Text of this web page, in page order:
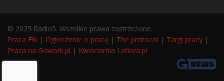
© 2025 Radio5. Wszelkie prawa zastrzeżone.
Praca Ełk | Ogłoszenie o pracę | The protocol | Targi pracy |
Praca na Gowork.pl | Kwiaciarnia Laflora.pl